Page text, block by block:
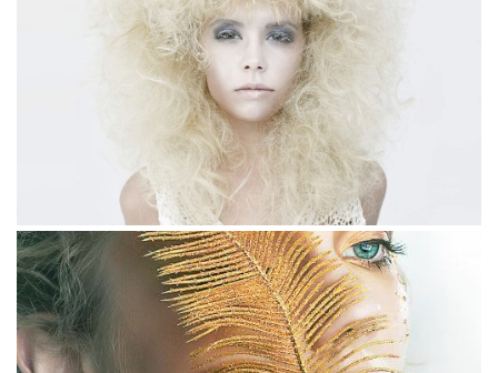
Molestiae